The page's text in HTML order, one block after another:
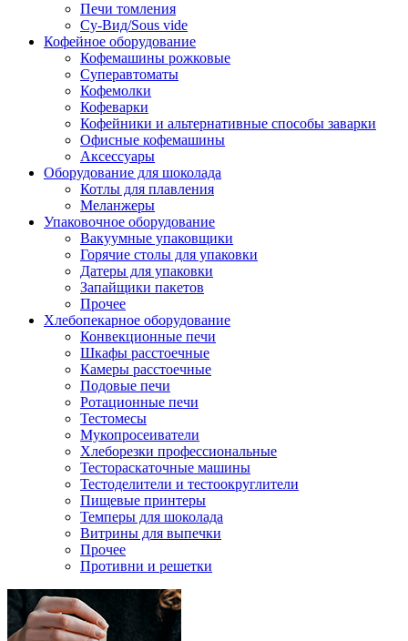
Печи томления
Су-Вид/Sous vide
Кофейное оборудование
Кофемашины рожковые
Суперавтоматы
Кофемолки
Кофеварки
Кофейники и альтернативные способы заварки
Офисные кофемашины
Аксессуары
Оборудование для шоколада
Котлы для плавления
Меланжеры
Упаковочное оборудование
Вакуумные упаковщики
Горячие столы для упаковки
Датеры для упаковки
Запайщики пакетов
Прочее
Хлебопекарное оборудование
Конвекционные печи
Шкафы расстоечные
Камеры расстоечные
Подовые печи
Ротационные печи
Тестомесы
Мукопросеиватели
Хлеборезки профессиональные
Тестораскаточные машины
Тестоделители и тестоокруглители
Пищевые принтеры
Темперы для шоколада
Витрины для выпечки
Прочее
Противни и решетки